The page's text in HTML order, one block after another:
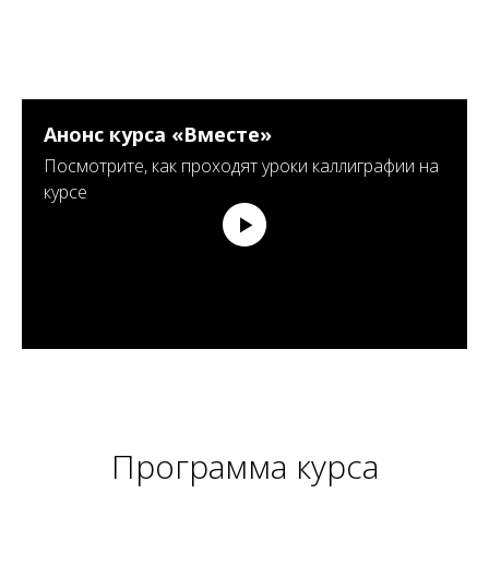
Анонс курса «Вместе»
Посмотрите, как проходят уроки каллиграфии на
курсе
Программа курса